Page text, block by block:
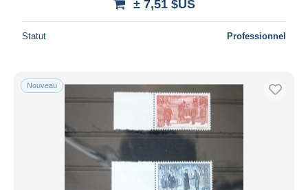
± 7,51 $US
Statut Professionnel
Nouveau